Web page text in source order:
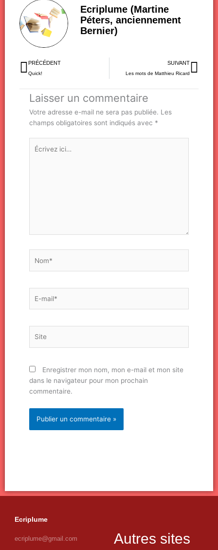
Ecriplume (Martine
Péters, anciennement
Bernier)
Précédent
PRÉCÉDENT
Quick!
SUIVANT
Les mots de Matthieu Ricard
Laisser un commentaire
Votre adresse e-mail ne sera pas publiée. Les
champs obligatoires sont indiqués avec *
Écrivez
ici…
mail*
Enregistrer mon nom, mon e-mail et mon site
dans le navigateur pour mon prochain
commentaire.
Ecriplume
ecriplume@gmail.com Autres sites